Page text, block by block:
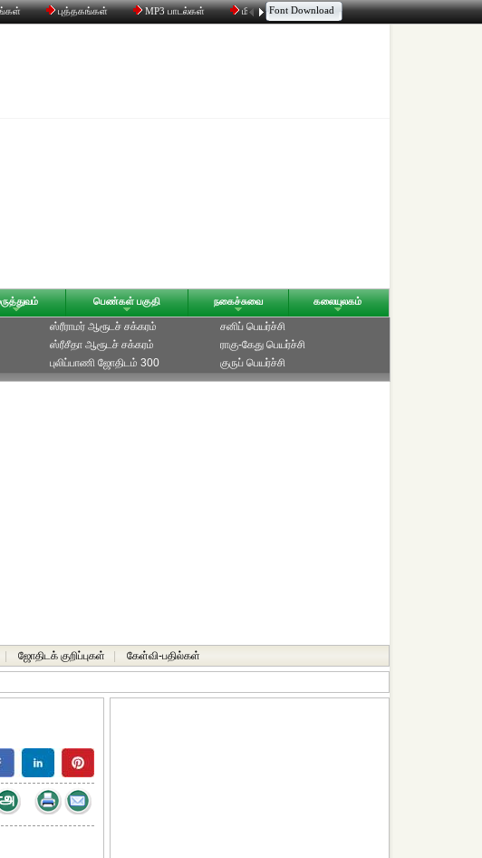
புத்தகங்கள் MP3 பாடல்கள் மின்னஞ்சல் திரட்டி உரையாடல்
Font Download
பெண்கள் பகுதி நகைச்சுவை கலையுலகம்
ஸ்ரீராமர் ஆரூடச் சக்கரம்
ஸ்ரீசீதா ஆரூடச் சக்கரம்
புலிப்பாணி ஜோதிடம் 300
சனிப் பெயர்ச்சி
ராகு-கேது பெயர்ச்சி
குருப் பெயர்ச்சி
ஜோதிடக் குறிப்புகள் கேள்வி-பதில்கள்